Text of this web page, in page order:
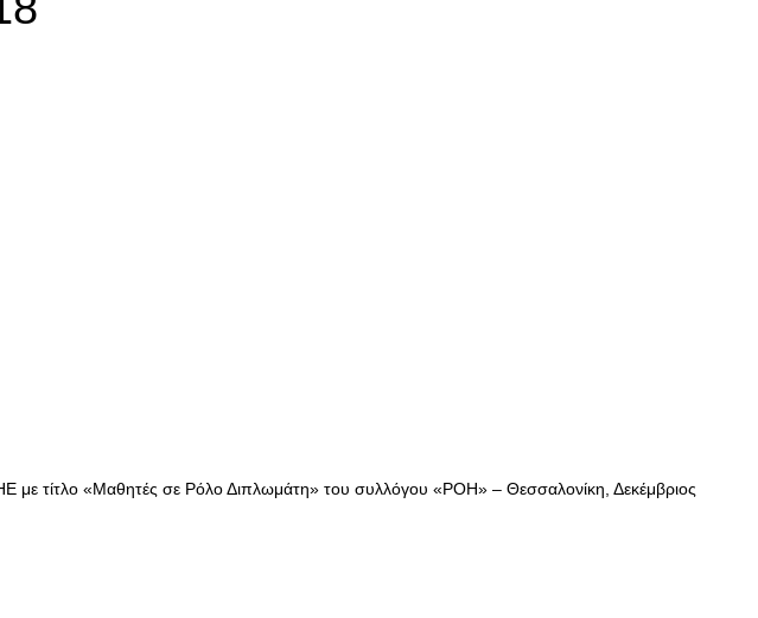
τίτλο «Μαθητές σε Ρόλο Διπλωμάτη» του συλλόγου «ΡΟΗ» – Θεσσαλονίκη, Δεκέμβριος